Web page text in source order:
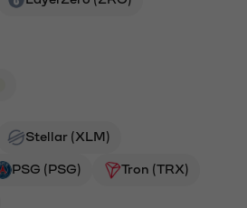
Stellar (XLM)
PSG (PSG) Tron (TRX)